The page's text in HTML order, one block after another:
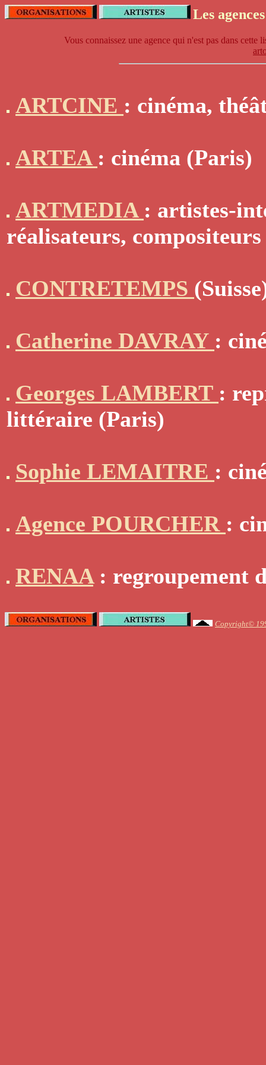
Les
Vous connaissez une agence qui n'est pas dans cette
ARTCINE : cinéma,
ARTEA : cinéma (Paris)
ARTMEDIA : artistes-
réalisateurs,
CONTRETEMPS
Catherine DAVRAY :
Georges LAMBERT :
littéraire (Paris)
Sophie LEMAITRE :
Agence POURCHER :
RENAA: regroupement
Copyright©